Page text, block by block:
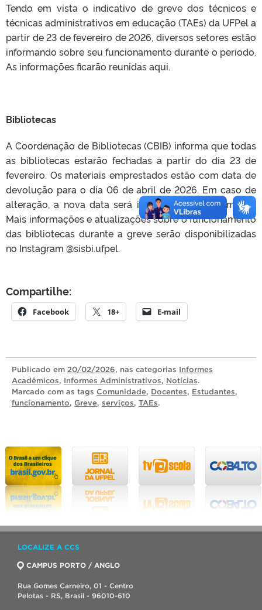
Tendo em vista o indicativo de greve dos técnicos e
técnicas administrativos em educação (TAEs) da UFPel a
partir de 23 de fevereiro de 2026, diversos setores estão
informando sobre seu funcionamento durante o período.
As informações ficarão reunidas aqui.
Bibliotecas
A Coordenação de Bibliotecas (CBIB) informa que todas
as bibliotecas estarão fechadas a partir do dia 23 de
fevereiro. Os materiais emprestados estão com data de
devolução para o dia 06 de abril de 2026. Em caso de
alteração, a nova data será informada posteriormente.
Mais informações e atualizações sobre o funcionamento
das bibliotecas durante a greve serão disponibilizadas
no Instagram @sisbi.ufpel.
Compartilhe:
Facebook 18+ E-mail
Publicado em 20/02/2026, nas categorias Informes
Acadêmicos, Informes Administrativos, Notícias.
Marcado com as tags Comunidade, Docentes, Estudantes,
funcionamento, Greve, serviços, TAEs.
LOCALIZE A CCS
CAMPUS PORTO / ANGLO
Rua Gomes Carneiro, 01 - Centro
Pelotas - RS, Brasil - 96010-610